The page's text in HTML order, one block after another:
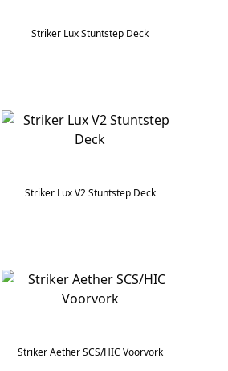
Striker Lux Stuntstep Deck
Striker Lux V2 Stuntstep Deck
Striker Aether SCS/HIC Voorvork